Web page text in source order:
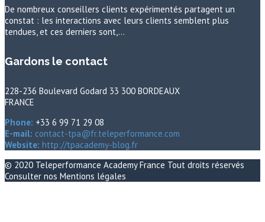
De nombreux conseillers clients expérimentés partagent un
constat : les interactions avec leurs clients semblent plus
tendues, et ces derniers sont,…
Gardons le contact
228-236 Boulevard Godard 33 300 BORDEAUX
FRANCE
Phone: +33 6 99 71 29 08
E-mail: contact-tpa@fr.teleperformance.com
Website: http://tpacademy-blog.fr
© 2020 Teleperformance Academy France Tout droits réservés
Consulter nos Mentions légales